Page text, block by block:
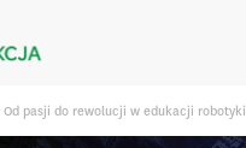
Od pasji do rewolucji w edukacji robotyki